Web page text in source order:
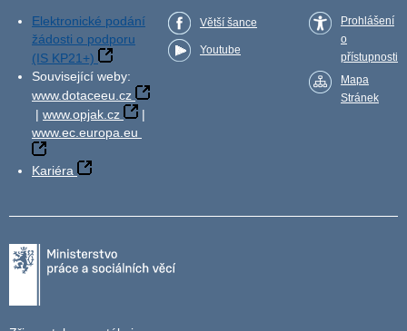
Elektronické podání
žádosti o podporu
(IS KP21+)
Související weby:
www.dotaceeu.cz
| www.opjak.cz
|
www.ec.europa.eu
Kariéra
Větší šance
Youtube
Prohlášení
o
přístupnosti
Mapa
Stránek